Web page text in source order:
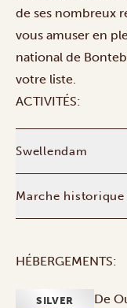
de ses nombreux
vous amuser en
national de
votre liste.
ACTIVITÉS:
Swellendam
Marche historique
HÉBERGEMENTS:
SILVER De